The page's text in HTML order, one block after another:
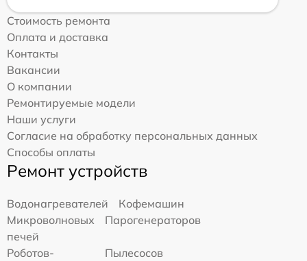
Стоимость ремонта
Оплата и доставка
Контакты
Вакансии
О компании
Ремонтируемые модели
Наши услуги
Согласие на обработку персональных данных
Способы оплаты
Ремонт устройств
Водонагревателей
Кофемашин
Микроволновых
печей
Парогенераторов
Роботов-
Пылесосов